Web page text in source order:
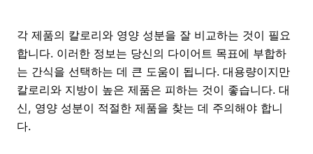
각 제품의 칼로리와 영양 성분을 잘 비교하는 것이 필요
합니다. 이러한 정보는 당신의 다이어트 목표에 부합하
는 간식을 선택하는 데 큰 도움이 됩니다. 대용량이지만
칼로리와 지방이 높은 제품은 피하는 것이 좋습니다. 대
신, 영양 성분이 적절한 제품을 찾는 데 주의해야 합니
다.